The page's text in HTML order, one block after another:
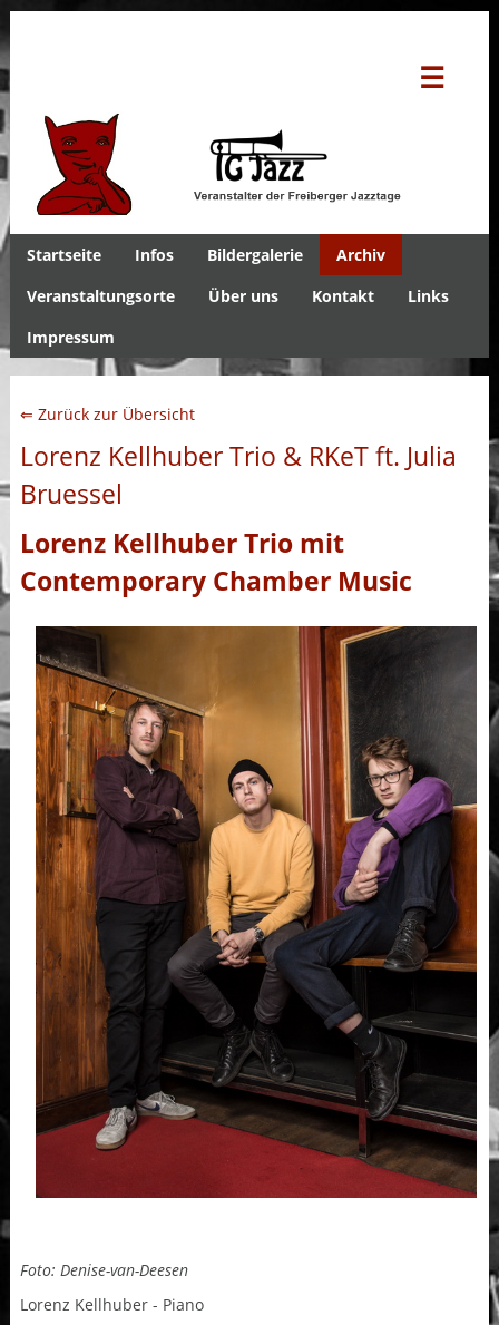
☰
Startseite Infos Bildergalerie
Archiv
Veranstaltungsorte
Über uns Kontakt
Links
Impressum
⇐ Zurück zur Übersicht
Lorenz Kellhuber Trio & RKeT ft. Julia
Bruessel
Lorenz Kellhuber Trio mit
Contemporary Chamber Music
Foto: Denise-van-Deesen
Lorenz Kellhuber - Piano